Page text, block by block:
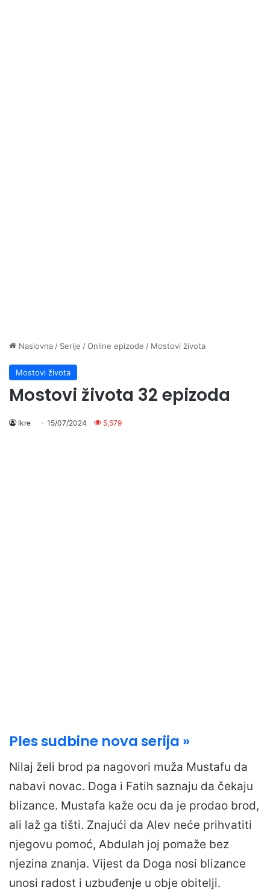
Naslovna / Serije /Online epizode / Mostovi života
Mostovi života
Mostovi života 32 epizoda
Ikre 15/07/2024 5,579
Ples sudbine nova serija »
Nilaj želi brod pa nagovori muža Mustafu da
nabavi novac. Doga i Fatih saznaju da čekaju
blizance. Mustafa kaže ocu da je prodao brod,
ali laž ga tišti. Znajući da Alev neće prihvatiti
njegovu pomoć, Abdulah joj pomaže bez
njezina znanja. Vijest da Doga nosi blizance
unosi radost i uzbuđenje u obje obitelji.